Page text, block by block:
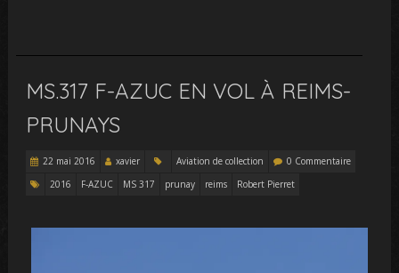
MS.317 F-AZUC EN VOL À REIMS-
PRUNAYS
22 mai 2016 xavier Aviation de collection
0 Commentaire
2016
F-AZUC MS 317 prunay reims Robert Pierret